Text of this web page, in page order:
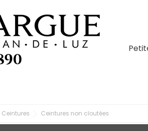
Ceintures Ceintures non cloutées